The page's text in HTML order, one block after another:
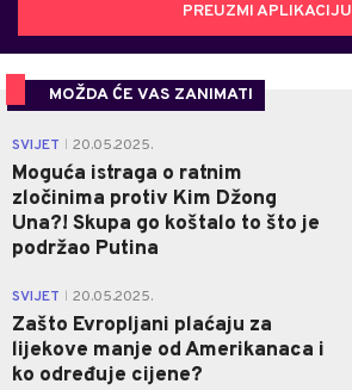
PREUZMI APLIKACIJU
MOŽDA ĆE VAS ZANIMATI
SVIJET 20.05.2025.
Moguća istraga o ratnim
zločinima protiv Kim Džong
Una?! Skupa go koštalo to što je
podržao Putina
SVIJET 20.05.2025.
Zašto Evropljani plaćaju za
lijekove manje od Amerikanaca i
ko određuje cijene?